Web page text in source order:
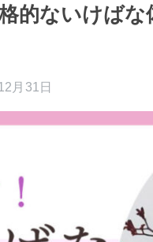
的ないけば
月31日